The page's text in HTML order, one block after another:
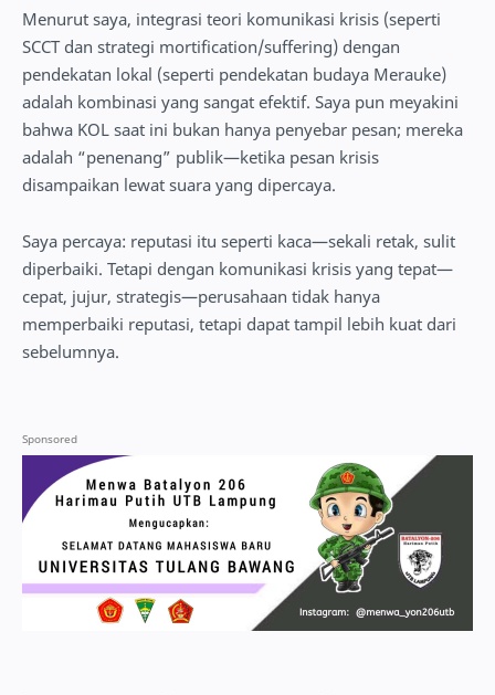
Menurut saya, integrasi teori komunikasi krisis (seperti
SCCT dan strategi mortification/suffering) dengan
pendekatan lokal (seperti pendekatan budaya Merauke)
adalah kombinasi yang sangat efektif. Saya pun meyakini
bahwa KOL saat ini bukan hanya penyebar pesan; mereka
adalah “penenang” publik—ketika pesan krisis
disampaikan lewat suara yang dipercaya.
Saya percaya: reputasi itu seperti kaca—sekali retak, sulit
diperbaiki. Tetapi dengan komunikasi krisis yang tepat—
cepat, jujur, strategis—perusahaan tidak hanya
memperbaiki reputasi, tetapi dapat tampil lebih kuat dari
sebelumnya.